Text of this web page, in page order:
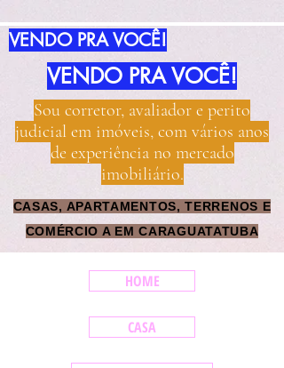
CASAS, APARTAMENTOS, TERRENOS E
COMÉRCIO A EM CARAGUATATUBA
VENDO PRA VOCÊ!
Sou corretor, avaliador e perito
judicial em imóveis, com vários anos
de experiência no mercado
imobiliário.
VENDO PRA VOCÊ!
HOME
CASA